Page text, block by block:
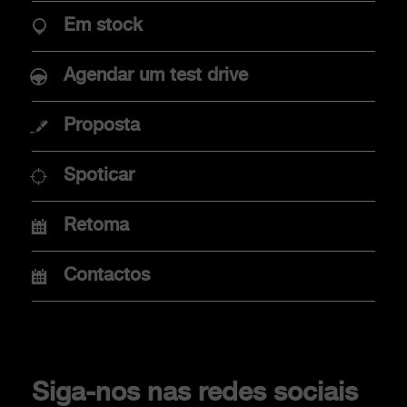
Novo Abarth 500e
COMPRAR
Promoções
Campanha ACP
Concessionários
Mobilidade Elétrica
Em stock
Agendar um test drive
Proposta
Spoticar
Retoma
Contactos
Siga-nos nas redes sociais